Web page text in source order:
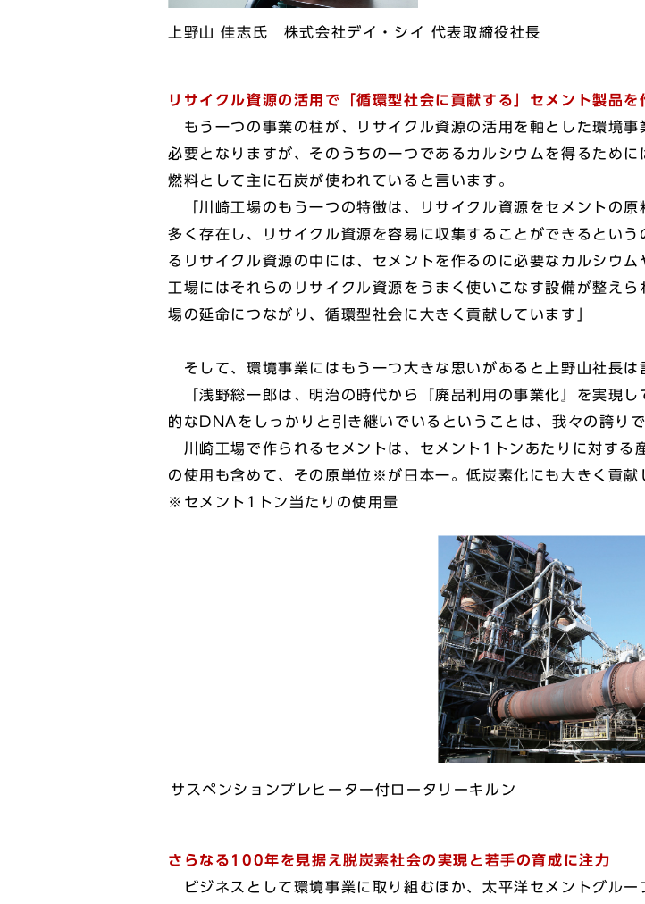
上野山 佳志氏 株式会社デイ・シイ 代表取締役社長
リサイクル資源の活用で「循環型社会に貢献する」セメント製品を
もう一つの事業の柱が、リサイクル資源の活用を軸とした環境
必要となりますが、そのうちの一つであるカルシウムを得るため
燃料として主に石炭が使われていると言います。
「川崎工場のもう一つの特徴は、リサイクル資源をセメントの
多く存在し、リサイクル資源を容易に収集することができるとい
るリサイクル資源の中には、セメントを作るのに必要なカルシウ
工場にはそれらのリサイクル資源をうまく使いこなす設備が整え
場の延命につながり、循環型社会に大きく貢献しています」
そして、環境事業にはもう一つ大きな思いがあると上野山社長は
「浅野総一郎は、明治の時代から『廃品利用の事業化』を実現
的なDNAをしっかりと引き継いでいるということは、我々の誇りで
川崎工場で作られるセメントは、セメント1トンあたりに対する
の使用も含めて、その原単位※が日本一。低炭素化にも大きく貢献
※セメント1トン当たりの使用量
サスペンションプレヒーター付ロータリーキルン
さらなる100年を見据え脱炭素社会の実現と若手の育成に注力
ビジネスとして環境事業に取り組むほか、太平洋セメントグル